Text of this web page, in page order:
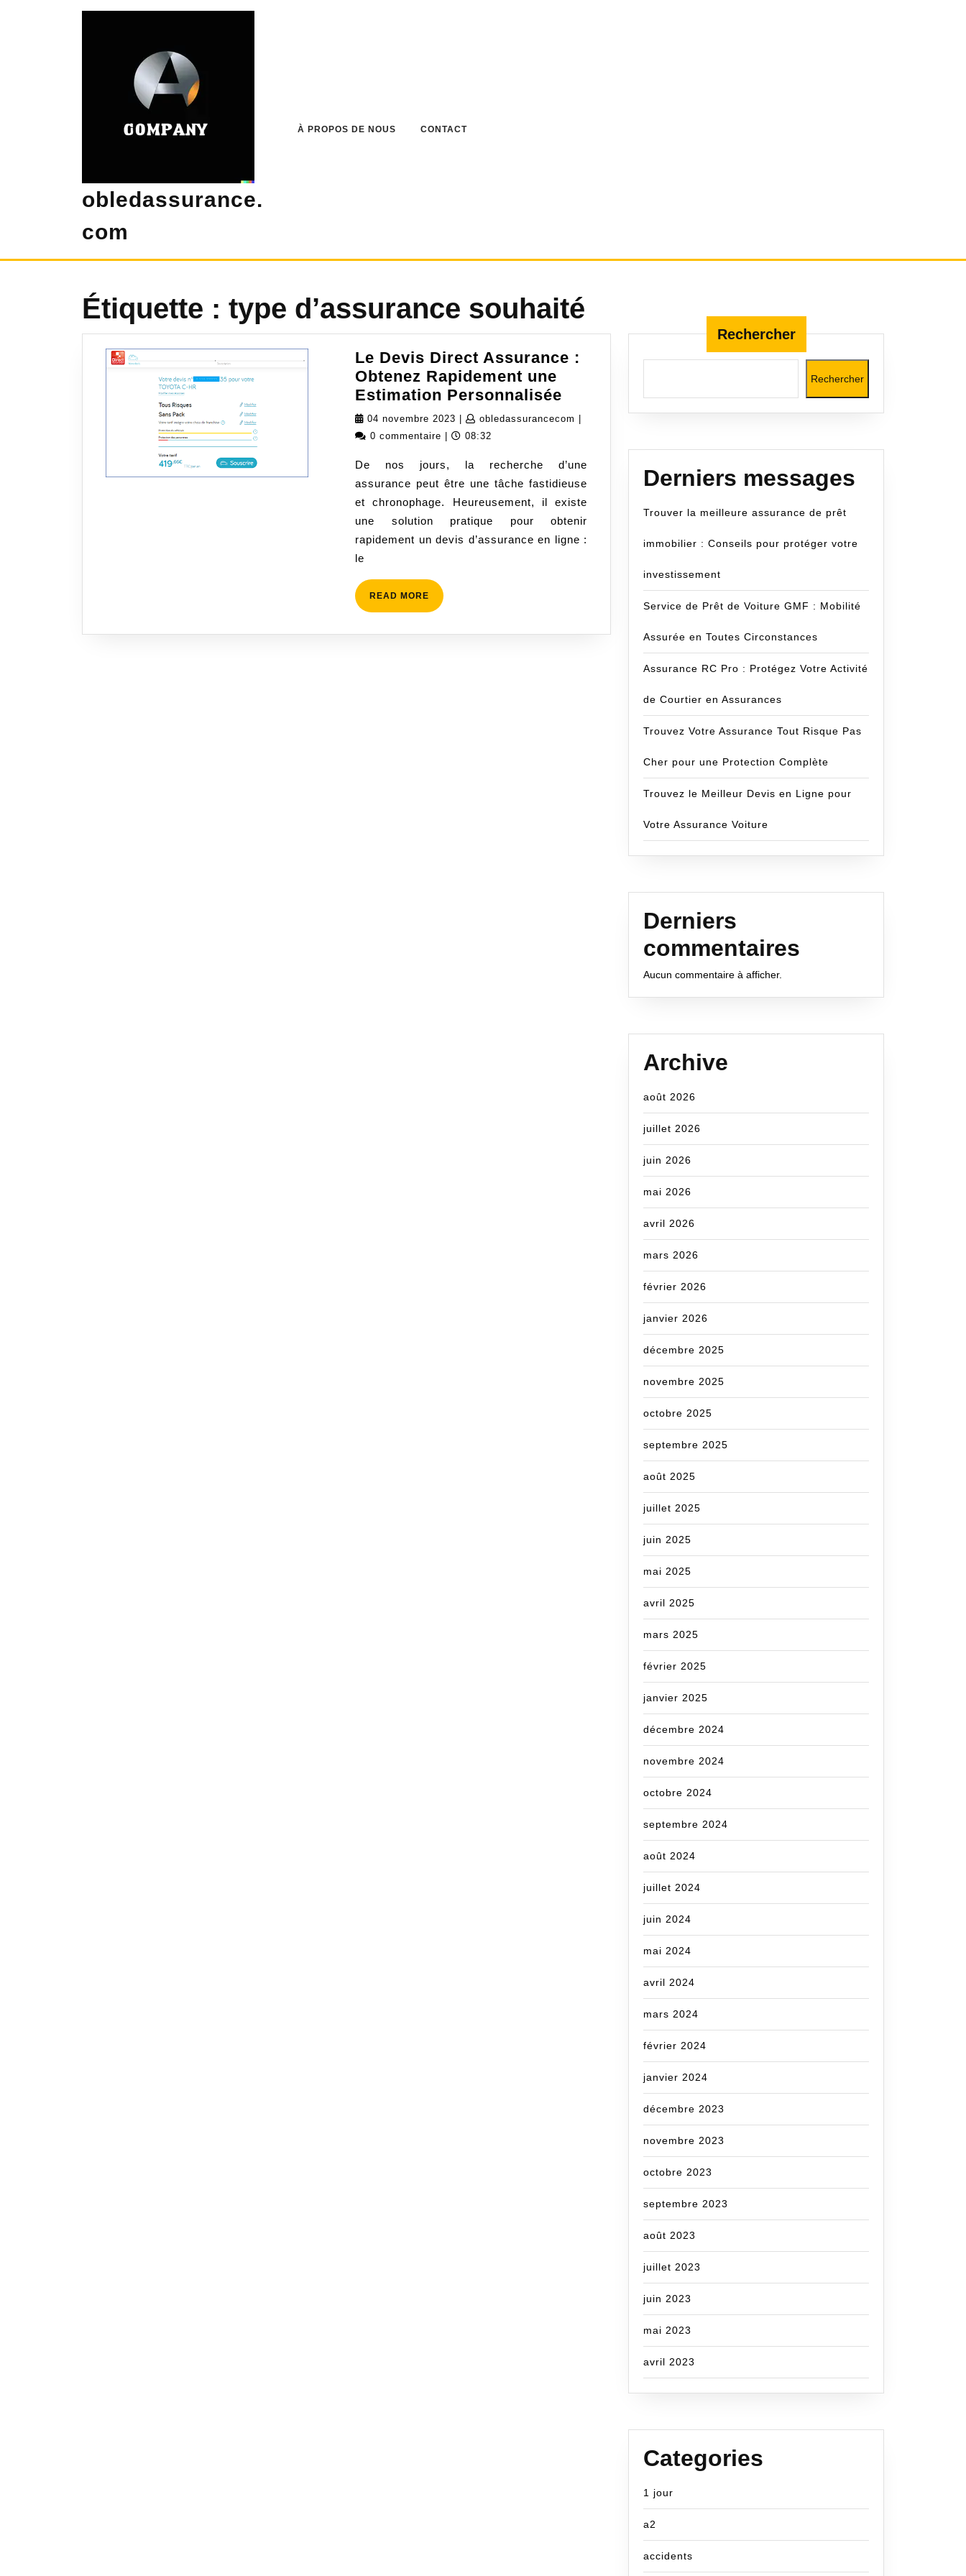
obledassurance.
com
À PROPOS DE NOUS CONTACT
Étiquette : type d’assurance souhaité
Le Devis Direct Assurance :
Obtenez Rapidement une
Estimation Personnalisée
Devis
Assurance
:
Obtenez
Rapidement
une
Estimation
04 novembre 2023 04
novembre
obledassurancecom obledassurancecom
0 commentaire
08:32
De nos jours, la recherche d’une
assurance peut être une tâche fastidieuse
et chronophage. Heureusement, il existe
une solution pratique pour obtenir
rapidement un devis d’assurance en ligne :
le
READ MORE READ
MORE
Rechercher
Rechercher
Derniers messages
Trouver la meilleure assurance de prêt
immobilier : Conseils pour protéger votre
investissement
Service de Prêt de Voiture GMF : Mobilité
Assurée en Toutes Circonstances
Assurance RC Pro : Protégez Votre Activité
de Courtier en Assurances
Trouvez Votre Assurance Tout Risque Pas
Cher pour une Protection Complète
Trouvez le Meilleur Devis en Ligne pour
Votre Assurance Voiture
Derniers
commentaires
Aucun commentaire à afficher.
Archive
août 2026
juillet 2026
juin 2026
mai 2026
avril 2026
mars 2026
février 2026
janvier 2026
décembre 2025
novembre 2025
octobre 2025
septembre 2025
août 2025
juillet 2025
juin 2025
mai 2025
avril 2025
mars 2025
février 2025
janvier 2025
décembre 2024
novembre 2024
octobre 2024
septembre 2024
août 2024
juillet 2024
juin 2024
mai 2024
avril 2024
mars 2024
février 2024
janvier 2024
décembre 2023
novembre 2023
octobre 2023
septembre 2023
août 2023
juillet 2023
juin 2023
mai 2023
avril 2023
Categories
1 jour
a2
accidents